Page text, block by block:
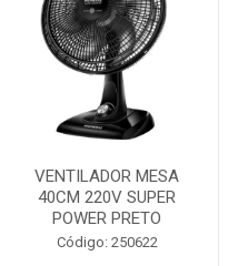
VENTILADOR MESA
40CM 220V SUPER
POWER PRETO
Código: 250622